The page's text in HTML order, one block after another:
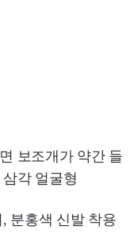
보조개가 약간 들
각 얼굴형
분홍색 신발 착용